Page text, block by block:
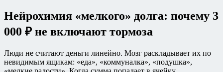
Нейрохимия «мелкого» долга: почему 3
000 ₽ не включают тормоза
Люди не считают деньги линейно. Мозг раскладывает их по
невидимым ящикам: «еда», «коммуналка», «подушка»,